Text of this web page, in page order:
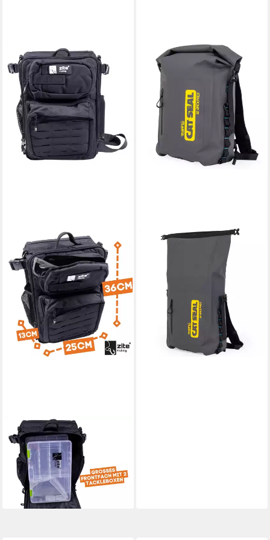
ZITE
Angelrucksack Sling-Rucksack
2 Tackleboxen 36 x 25 x 13
cm Angeltasche
42,02 €
lieferbar - in 2-3 Werktagen bei dir
BLACK CAT
Angelrucksack Black Cat Cat
Seal 30L Wasserdichter
Rucksack
64,99 €
lieferbar - in 2-3 Werktagen bei dir